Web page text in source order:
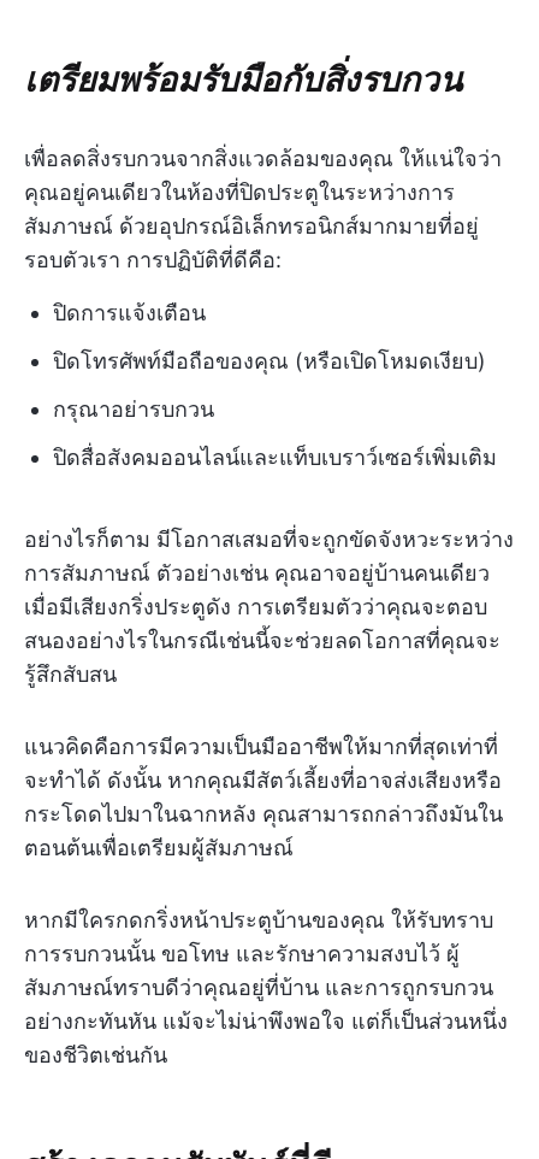
เตรียมพร้อมรับมือกับสิ่งรบกวน
เพื่อลดสิ่งรบกวนจากสิ่งแวดล้อมของคุณ ให้แน่ใจว่า
คุณอยู่คนเดียวในห้องที่ปิดประตูในระหว่างการ
สัมภาษณ์ ด้วยอุปกรณ์อิเล็กทรอนิกส์มากมายที่อยู่
รอบตัวเรา การปฏิบัติที่ดีคือ:
ปิดการแจ้งเตือน
ปิดโทรศัพท์มือถือของคุณ (หรือเปิดโหมดเงียบ)
กรุณาอย่ารบกวน
ปิดสื่อสังคมออนไลน์และแท็บเบราว์เซอร์เพิ่มเติม
อย่างไรก็ตาม มีโอกาสเสมอที่จะถูกขัดจังหวะระหว่าง
การสัมภาษณ์ ตัวอย่างเช่น คุณอาจอยู่บ้านคนเดียว
เมื่อมีเสียงกริ่งประตูดัง การเตรียมตัวว่าคุณจะตอบ
สนองอย่างไรในกรณีเช่นนี้จะช่วยลดโอกาสที่คุณจะ
รู้สึกสับสน
แนวคิดคือการมีความเป็นมืออาชีพให้มากที่สุดเท่าที่
จะทำได้ ดังนั้น หากคุณมีสัตว์เลี้ยงที่อาจส่งเสียงหรือ
กระโดดไปมาในฉากหลัง คุณสามารถกล่าวถึงมันใน
ตอนต้นเพื่อเตรียมผู้สัมภาษณ์
หากมีใครกดกริ่งหน้าประตูบ้านของคุณ ให้รับทราบ
การรบกวนนั้น ขอโทษ และรักษาความสงบไว้ ผู้
สัมภาษณ์ทราบดีว่าคุณอยู่ที่บ้าน และการถูกรบกวน
อย่างกะทันหัน แม้จะไม่น่าพึงพอใจ แต่ก็เป็นส่วนหนึ่ง
ของชีวิตเช่นกัน